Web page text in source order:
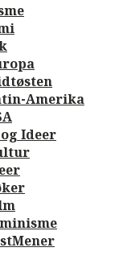
Amerika
Ideer